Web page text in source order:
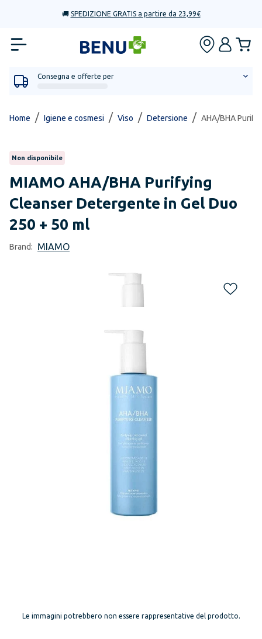
🚚 SPEDIZIONE GRATIS a partire da 23,99€
Consegna e offerte per
Home / Igiene e cosmesi / Viso / Detersione / AHA/BHA
Non disponibile
MIAMO AHA/BHA Purifying
Cleanser Detergente in Gel Duo
250 + 50 ml
Brand: MIAMO
Le immagini potrebbero non essere rappresentative del prodotto.